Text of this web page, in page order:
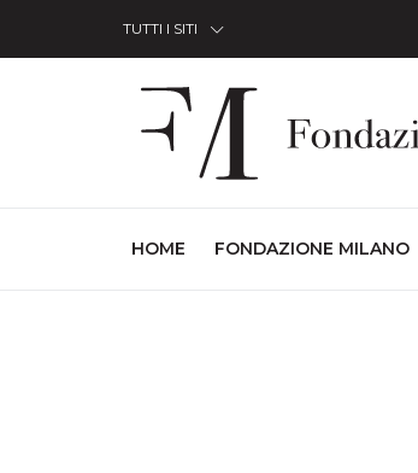
TUTTI I SITI
HOME (CURRENT)
FONDAZIONE MILANO